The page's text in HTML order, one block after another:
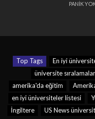
PANİK
Top Tags En iyi
üniversite
amerika'da eğitim
en iyi üniversiteler listesi
İngiltere
US News